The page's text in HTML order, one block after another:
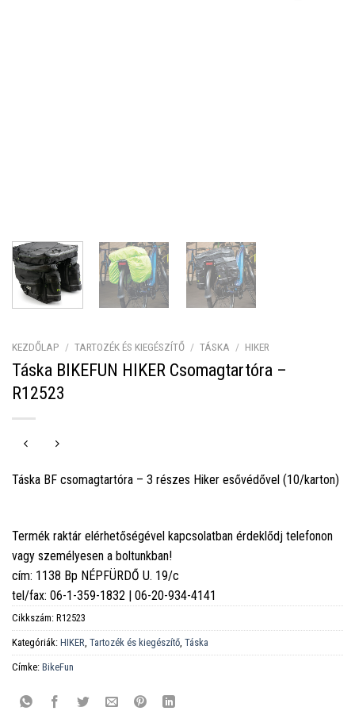
KEZDŐLAP / TARTOZÉK ÉS KIEGÉSZÍTŐ / TÁSKA / HIKER
Táska BIKEFUN HIKER Csomagtartóra –
R12523
Táska BF csomagtartóra – 3 részes Hiker esővédővel (10/karton)
Termék raktár elérhetőségével kapcsolatban érdeklődj telefonon
vagy személyesen a boltunkban!
cím: 1138 Bp NÉPFÜRDŐ U. 19/c
tel/fax: 06-1-359-1832 | 06-20-934-4141
Cikkszám: R12523
Kategóriák: HIKER, Tartozék és kiegészítő, Táska
Címke: BikeFun